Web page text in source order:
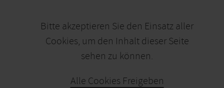
Bitte akzeptieren Sie den Einsatz aller
Cookies, um den Inhalt dieser Seite
sehen zu können.
Alle Cookies Freigeben